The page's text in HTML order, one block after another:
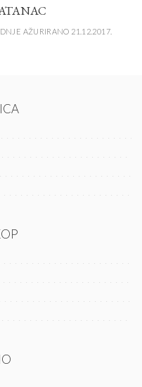
AŽURIRANO 21.12.2017.